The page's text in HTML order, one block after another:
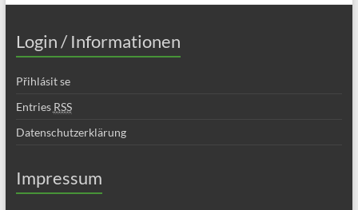
Login / Informationen
Přihlásit se
Entries RSS
Datenschutzerklärung
Impressum